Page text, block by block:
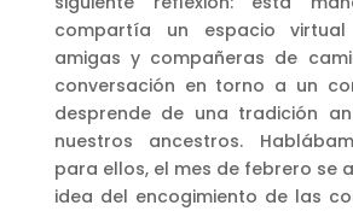
compartía un espacio
amigas y compañeras de
conversación en torno a un
desprende de una tradición
nuestros ancestros.
para ellos, el mes de febrero se
idea del encogimiento de las